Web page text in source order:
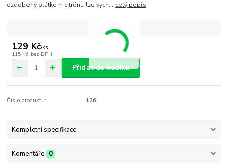
ozdobený plátkem citrónu lze vych... celý popis
129 Kč/ks
115 Kč bez DPH
Přidat do košíku
Číslo produktu: 126
Kompletní specifikace
Komentáře 0